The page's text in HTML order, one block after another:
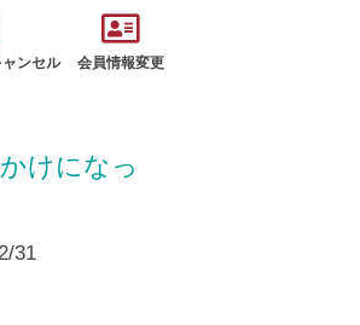
ンセル 会員情報変更
けになっ
31